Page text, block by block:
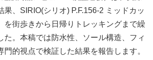
果、SIRIO(シリオ) P.F.156-2 ミッドカッ
を街歩きから日帰りトレッキングまで繰
た。本稿では防水性、ソール構造、フィ
門的視点で検証した結果を報告します。